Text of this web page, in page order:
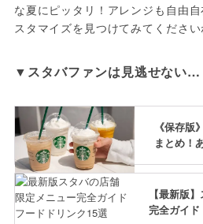
な夏にピッタリ！アレンジも自由
スタマイズを見つけてみてください
▼スタバファンは見逃せない…
《保存版
まとめ！
【最新版
完全ガイ